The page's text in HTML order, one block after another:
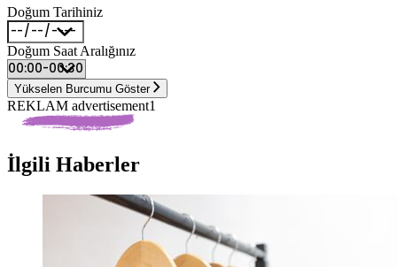
Doğum Tarihiniz
Doğum Saat Aralığınız
Yükselen Burcumu Göster
REKLAM advertisement1
İlgili Haberler